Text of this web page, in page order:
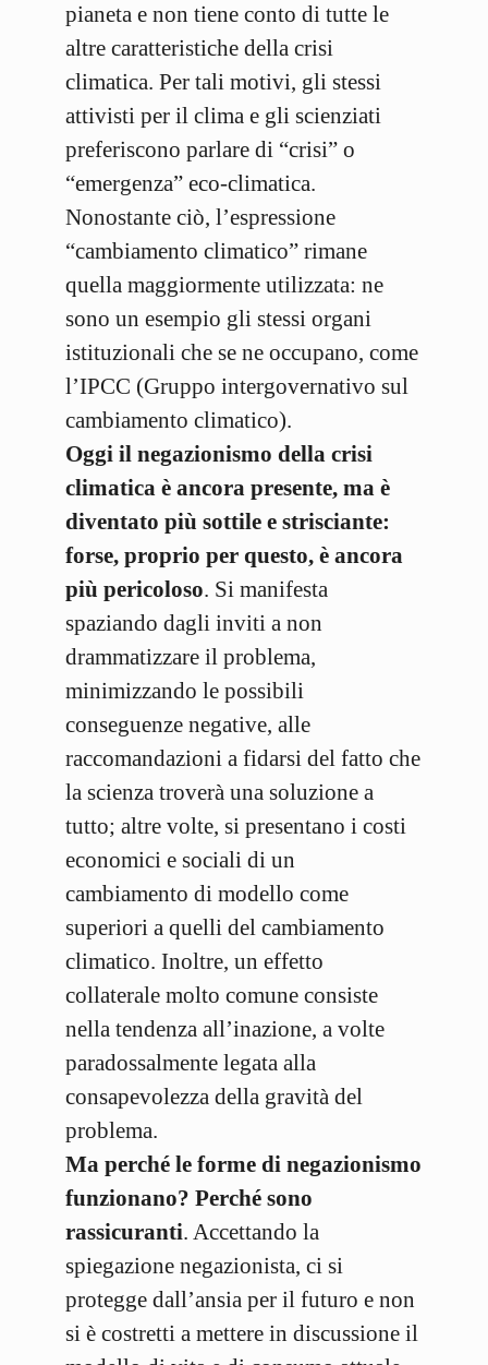
pianeta e non tiene conto di tutte le
altre caratteristiche della crisi
climatica. Per tali motivi, gli stessi
attivisti per il clima e gli scienziati
preferiscono parlare di “crisi” o
“emergenza” eco-climatica.
Nonostante ciò, l’espressione
“cambiamento climatico” rimane
quella maggiormente utilizzata: ne
sono un esempio gli stessi organi
istituzionali che se ne occupano, come
l’IPCC (Gruppo intergovernativo sul
cambiamento climatico).
Oggi il negazionismo della crisi
climatica è ancora presente, ma è
diventato più sottile e strisciante:
forse, proprio per questo, è ancora
più pericoloso. Si manifesta
spaziando dagli inviti a non
drammatizzare il problema,
minimizzando le possibili
conseguenze negative, alle
raccomandazioni a fidarsi del fatto che
la scienza troverà una soluzione a
tutto; altre volte, si presentano i costi
economici e sociali di un
cambiamento di modello come
superiori a quelli del cambiamento
climatico. Inoltre, un effetto
collaterale molto comune consiste
nella tendenza all’inazione, a volte
paradossalmente legata alla
consapevolezza della gravità del
problema.
Ma perché le forme di negazionismo
funzionano? Perché sono
rassicuranti. Accettando la
spiegazione negazionista, ci si
protegge dall’ansia per il futuro e non
si è costretti a mettere in discussione il